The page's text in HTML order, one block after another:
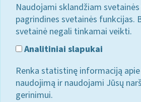
Naudojami sklandžiam
pagrindines svetainės funkcijas.
svetainė negali tinkamai veikti.
Analitiniai slapukai
Renka statistinę informaciją
naudojimą ir naudojami Jūsų
gerinimui.